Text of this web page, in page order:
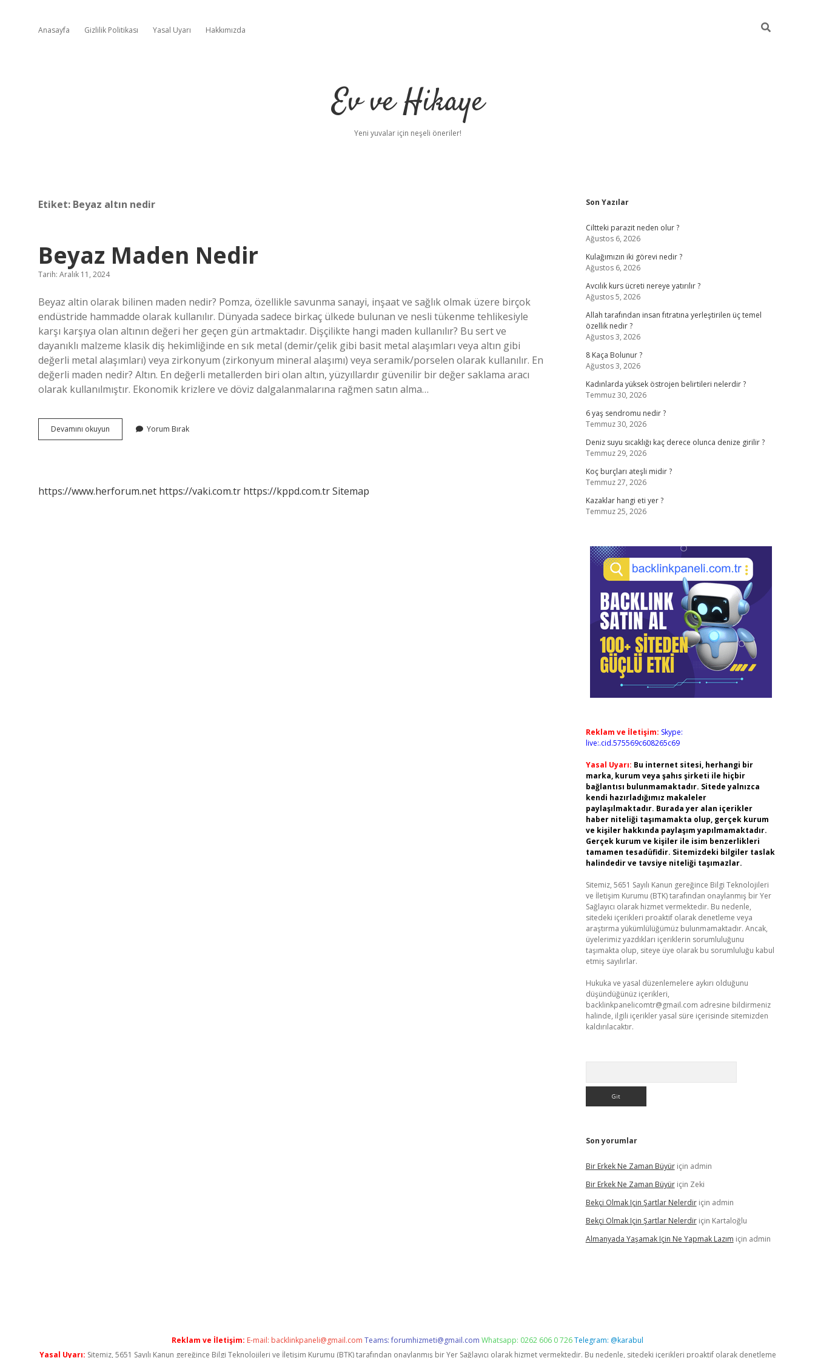
Anasayfa Gizlilik Politikası Yasal Uyarı Hakkımızda
Ev ve Hikaye
Yeni yuvalar için neşeli öneriler!
Etiket: Beyaz altın nedir
Beyaz Maden Nedir
Tarih: Aralık 11, 2024
Beyaz altin olarak bilinen maden nedir? Pomza, özellikle savunma sanayi, inşaat ve sağlık olmak üzere birçok
endüstride hammadde olarak kullanılır. Dünyada sadece birkaç ülkede bulunan ve nesli tükenme tehlikesiyle
karşı karşıya olan altının değeri her geçen gün artmaktadır. Dişçilikte hangi maden kullanılır? Bu sert ve
dayanıklı malzeme klasik diş hekimliğinde en sık metal (demir/çelik gibi basit metal alaşımları veya altın gibi
değerli metal alaşımları) veya zirkonyum (zirkonyum mineral alaşımı) veya seramik/porselen olarak kullanılır. En
değerli maden nedir? Altın. En değerli metallerden biri olan altın, yüzyıllardır güvenilir bir değer saklama aracı
olarak kullanılmıştır. Ekonomik krizlere ve döviz dalgalanmalarına rağmen satın alma…
Devamını okuyun
Maden
Yorum Bırak
https://www.herforum.net https://vaki.com.tr https://kppd.com.trSitemap
Sidebar
Son Yazılar
Ciltteki parazit neden olur ?
Ağustos 6, 2026
Kulağımızın iki görevi nedir ?
Ağustos 6, 2026
Avcılık kurs ücreti nereye yatırılır ?
Ağustos 5, 2026
Allah tarafından insan fıtratına yerleştirilen üç temel
özellik nedir ?
Ağustos 3, 2026
8 Kaça Bolunur ?
Ağustos 3, 2026
Kadınlarda yüksek östrojen belirtileri nelerdir ?
Temmuz 30, 2026
6 yaş sendromu nedir ?
Temmuz 30, 2026
Deniz suyu sıcaklığı kaç derece olunca denize girilir ?
Temmuz 29, 2026
Koç burçları ateşli midir ?
Temmuz 27, 2026
Kazaklar hangi eti yer ?
Temmuz 25, 2026
Reklam ve İletişim: Skype:
live:.cid.575569c608265c69
Yasal Uyarı: Bu internet sitesi, herhangi bir
marka, kurum veya şahıs şirketi ile hiçbir
bağlantısı bulunmamaktadır. Sitede yalnızca
kendi hazırladığımız makaleler
paylaşılmaktadır. Burada yer alan içerikler
haber niteliği taşımamakta olup, gerçek kurum
ve kişiler hakkında paylaşım yapılmamaktadır.
Gerçek kurum ve kişiler ile isim benzerlikleri
tamamen tesadüfidir. Sitemizdeki bilgiler taslak
halindedir ve tavsiye niteliği taşımazlar.
Sitemiz, 5651 Sayılı Kanun gereğince Bilgi Teknolojileri
ve İletişim Kurumu (BTK) tarafından onaylanmış bir Yer
Sağlayıcı olarak hizmet vermektedir. Bu nedenle,
sitedeki içerikleri proaktif olarak denetleme veya
araştırma yükümlülüğümüz bulunmamaktadır. Ancak,
üyelerimiz yazdıkları içeriklerin sorumluluğunu
taşımakta olup, siteye üye olarak bu sorumluluğu kabul
etmiş sayılırlar.
Hukuka ve yasal düzenlemelere aykırı olduğunu
düşündüğünüz içerikleri,
backlinkpanelicomtr@gmail.com adresine bildirmeniz
halinde, ilgili içerikler yasal süre içerisinde sitemizden
kaldırılacaktır.
Son yorumlar
Bir Erkek Ne Zaman Büyüriçin admin
Bir Erkek Ne Zaman Büyüriçin Zeki
Bekçi Olmak Için Şartlar Nelerdiriçin admin
Bekçi Olmak Için Şartlar Nelerdiriçin Kartaloğlu
Almanyada Yaşamak Için Ne Yapmak Lazım için admin
Reklam ve İletişim: E-mail: backlinkpaneli@gmail.com Teams:forumhizmeti@gmail.com Whatsapp: 0262 606 0 726Telegram: @karabul
Yasal Uyarı: Sitemiz, 5651 Sayılı Kanun gereğince Bilgi Teknolojileri ve İletişim Kurumu (BTK) tarafından onaylanmış bir Yer Sağlayıcı olarak hizmet vermektedir. Bu nedenle, sitedeki içerikleri proaktif olarak denetleme